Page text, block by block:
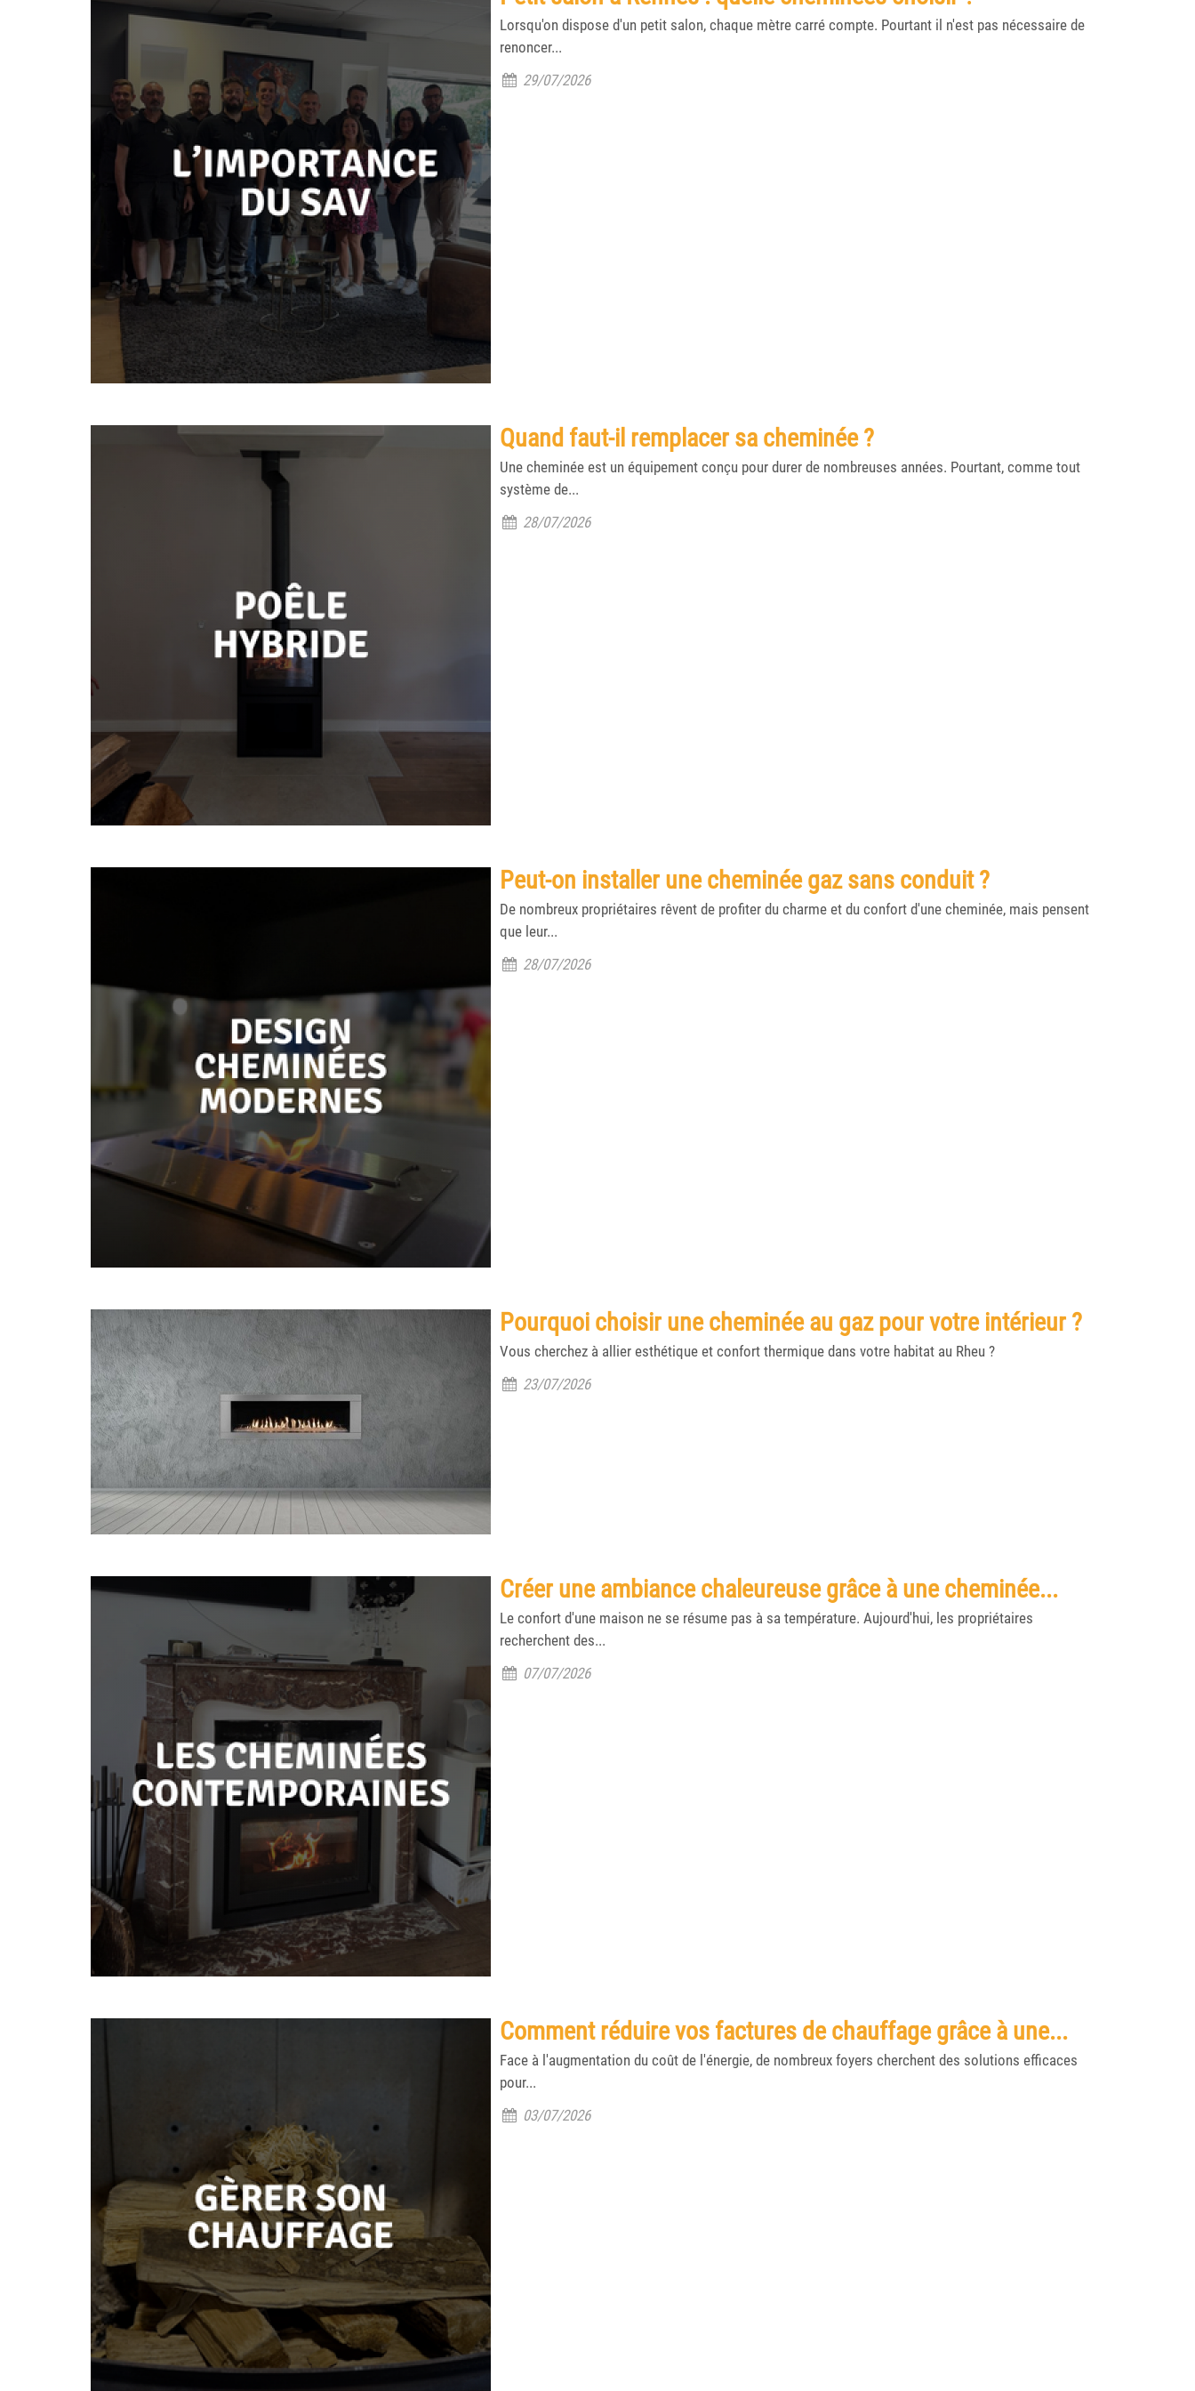
Lorsqu'on dispose d'un petit salon, chaque mètre carré compte. Pourtant il n'est pas nécessaire de
renoncer...
29/07/2026
Quand faut-il remplacer sa cheminée ?
Une cheminée est un équipement conçu pour durer de nombreuses années. Pourtant, comme tout
système de...
28/07/2026
Peut-on installer une cheminée gaz sans conduit ?
De nombreux propriétaires rêvent de profiter du charme et du confort d'une cheminée, mais pensent
que leur...
28/07/2026
Pourquoi choisir une cheminée au gaz pour votre intérieur ?
Vous cherchez à allier esthétique et confort thermique dans votre habitat au Rheu ?
23/07/2026
Créer une ambiance chaleureuse grâce à une cheminée...
Le confort d'une maison ne se résume pas à sa température. Aujourd'hui, les propriétaires
recherchent des...
07/07/2026
Comment réduire vos factures de chauffage grâce à une...
Face à l'augmentation du coût de l'énergie, de nombreux foyers cherchent des solutions efficaces
pour...
03/07/2026